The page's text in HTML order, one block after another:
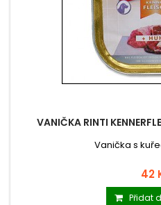
VANIČKA RINTI
Vanička s
42
Přidat